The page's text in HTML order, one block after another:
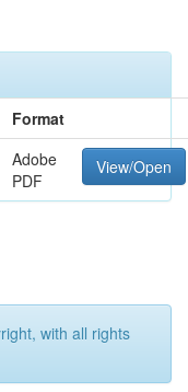
Format
Adobe
PDF
View/Open
with all rights